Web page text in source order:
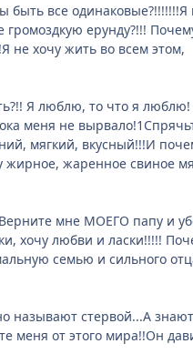
быть все одинаковые?!!!!!!!Я
ерунду?!!!
не хочу жить во всем этом,
Я люблю, то что я
меня не
мягкий, вкусный!!!И
жирное, жаренное свиное
мне МОЕГО папу и
хочу любви и ласки!!!!!
семью и сильного
называют стервой...А
меня от этого мира!!Он